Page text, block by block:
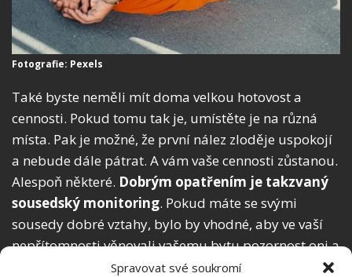
Spravovat své soukromí
Fotografie: Pexels
Také byste neměli mít doma velkou hotovost a
cennosti. Pokud tomu tak je, umístěte je na různá
místa. Pak je možné, že první nález zloděje uspokojí
a nebude dále pátrat. A vám vaše cennosti zůstanou.
Alespoň některé. Dobrým opatřením je takzvaný
sousedský monitoring. Pokud máte se svými
sousedy dobré vztahy, bylo by vhodné, aby ve vaší
nepřítomnosti věnovali vašemu bytu pozornost oni a
sledovali, co se kolem děje.